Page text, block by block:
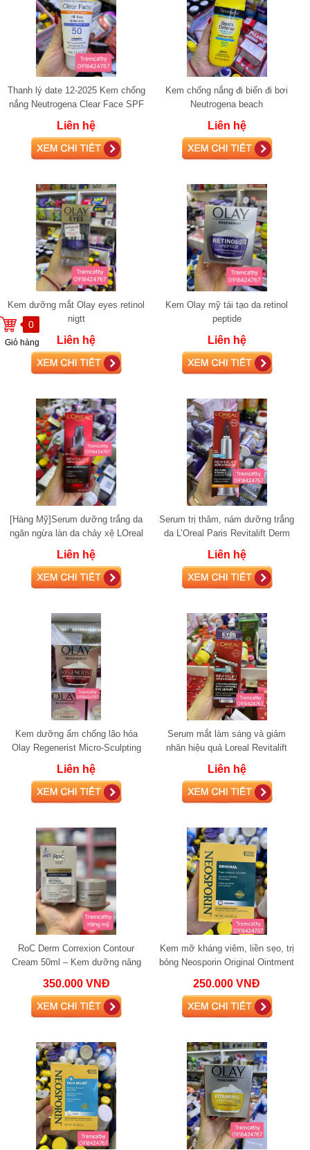
0
Giỏ hàng
Thanh lý date 12-2025 Kem chống
nắng Neutrogena Clear Face SPF
Liên hệ
Kem chống nắng đi biển đi bơi
Neutrogena beach
Liên hệ
Kem dưỡng mắt Olay eyes retinol
nigtt
Liên hệ
Kem Olay mỹ tái tạo da retinol
peptide
Liên hệ
[Hàng Mỹ]Serum dưỡng trắng da
ngăn ngừa làn da chảy xệ LOreal
Liên hệ
Serum trị thâm, nám dưỡng trắng
da L’Oreal Paris Revitalift Derm
Liên hệ
Kem dưỡng ẩm chống lão hóa
Olay Regenerist Micro-Sculpting
Liên hệ
Serum mắt làm sáng và giảm
nhăn hiệu quả Loreal Revitalift
Liên hệ
RoC Derm Correxion Contour
Cream 50ml – Kem dưỡng nâng
nhăn vượt trộ
350.000 VNĐ
Kem mỡ kháng viêm, liền sẹo, trị
bỏng Neosporin Original Ointment
250.000 VNĐ